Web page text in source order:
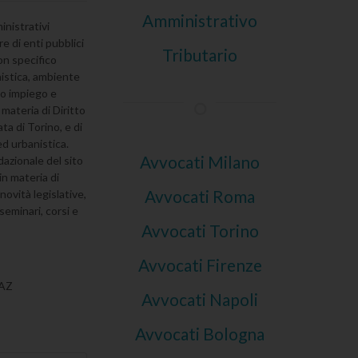
di enti pubblici
specifico
ambiente
impiego e
di Diritto
di Torino, e di
urbanistica.
del sito
materia di
legislative,
corsi e
Amministrativo
Tributario
Avvocati Milano
Avvocati Roma
Avvocati Torino
Avvocati Firenze
Avvocati Napoli
Avvocati Bologna